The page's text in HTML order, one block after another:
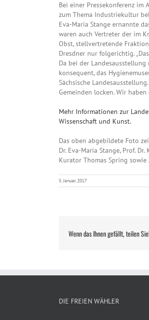
Bei einer Pressekonferenz im
zum Thema Industriekultur
Eva-Maria Stange ernannte
waren auch Vertreter der im
Obst, stellvertretende
Dresdner nur folgerichtig.
Da bei der
konsequent, das
Sächsische
Gemeinden locken. Wir
Mehr Informationen zur
Wissenschaft und Kunst.
Das oben abgebildete Foto
Dr. Eva-Maria Stange, Prof.
Kurator Thomas Spring
5. Januar, 2017
Wenn das Ihnen gefällt, teilen
DIE FREIEN WÄHLER